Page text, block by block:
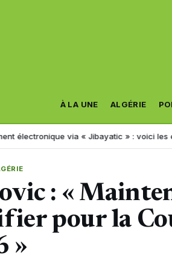
À LA UNE ALGÉRIE
via « Jibayatic » : voici les erreurs à
: «
pour la
»